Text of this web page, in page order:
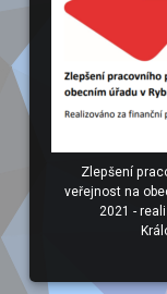
Zlepšení
veřejnost na
2021 -